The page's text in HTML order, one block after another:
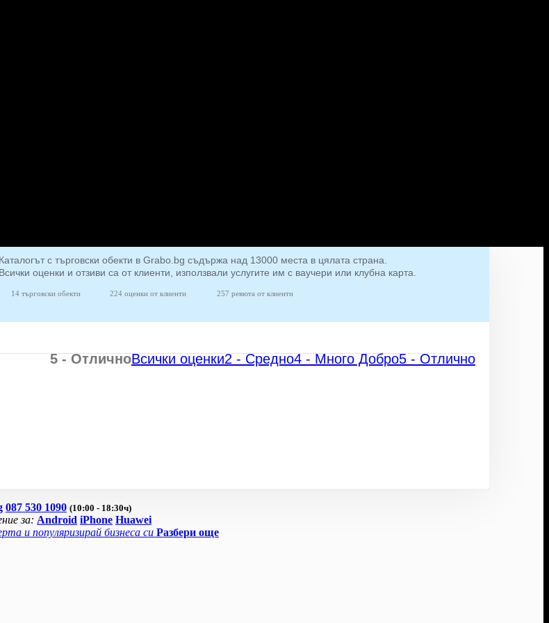
Каталогът с търговски обекти в Grabo.bg съдържа над 13000 места в цялата страна.
Всички оценки и отзиви са от клиенти, използвали услугите им с ваучери или клубна карта.
14 търговски обекти 224 оценки от клиенти 257 ревюта от клиенти
5 - Отлично
4 - Много Добро
2 - Средно
Всички оценки
5 - Отлично
087 530 1090 (10:00 - 18:30ч)
за: Android iPhone Huawei
и популяризирай бизнеса си Разбери още